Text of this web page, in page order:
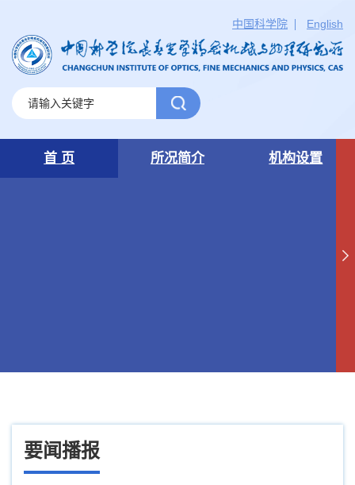
中国科学院 English
首 页 所况简介 机构设置
要闻播报